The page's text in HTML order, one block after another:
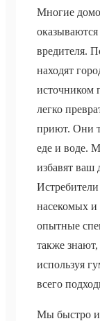
Многие
вредителя.
находят
источником
легко
приют. Они
еде и воде.
избавят ваш
насекомых и
опытные
также знают,
используя
всего
Мы быстро и